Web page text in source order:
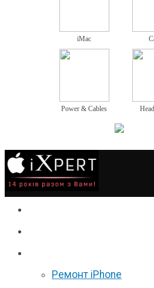
iMac
Power & Cables
Ремонт iPhone